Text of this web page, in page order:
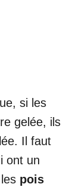
si les
gelée, ils
Il faut
ont un
pois